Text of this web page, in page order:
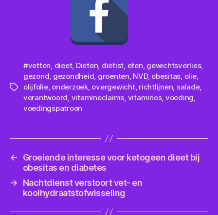
Tags
#vetten, dieet, Diëten, diëtist, eten, gewichtsverlies,
gezond, gezondheid, groenten, NVD, obesitas, olie,
olijfolie, onderzoek, overgewicht, richtlijnen, salade,
verantwoord, vitamineclaims, vitamines, voeding,
voedingspatroon
←
Groeiende interesse voor ketogeen dieet bij
obesitas en diabetes
→
Nachtdienst verstoort vet- en
koolhydraatstofwisseling